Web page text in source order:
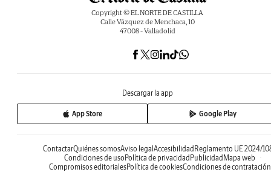
Copyright © EL NORTE DE CASTILLA
Calle Vázquez de Menchaca, 10
47008 - Valladolid
Descargar la app
App Store Google Play
ContactarQuiénes somosAviso legal Accesibilidad Reglamento UE 2024/
Condiciones de uso Política de privacidad Publicidad Mapa web
Compromisos editorialesPolítica de cookiesCondiciones de contratación